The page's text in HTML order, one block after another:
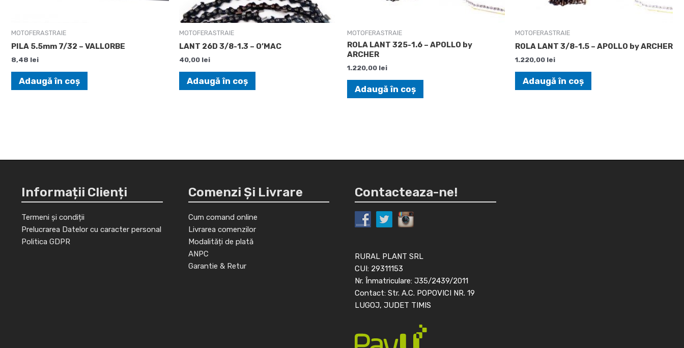
MOTOFERASTRAIE
PILA 5.5mm 7/32 – VALLORBE
8,48 lei
Adaugă în coș
MOTOFERASTRAIE
LANT 26D 3/8-1.3 – O’MAC
40,00 lei
Adaugă în coș
MOTOFERASTRAIE
ROLA LANT 325-1.6 – APOLLO by
ARCHER
1.220,00 lei
Adaugă în coș
MOTOFERASTRAIE
ROLA LANT 3/8-1.5 – APOLLO by ARCHER
1.220,00 lei
Adaugă în coș
Informații Clienți
Termeni și condiții
Prelucrarea Datelor cu caracter personal
Politica GDPR
Comenzi Și Livrare
Cum comand online
Livrarea comenzilor
Modalități de plată
ANPC
Garantie & Retur
Contacteaza-ne!
RURAL PLANT SRL
CUI: 29311153
Nr. Înmatriculare: J35/2439/2011
Contact: Str. A.C. POPOVICI NR. 19
LUGOJ, JUDET TIMIS